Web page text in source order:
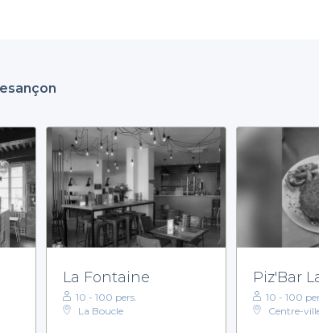
La Fontaine
10 - 100 pers.
La Boucle
Piz'Bar
10 - 100
Centre-